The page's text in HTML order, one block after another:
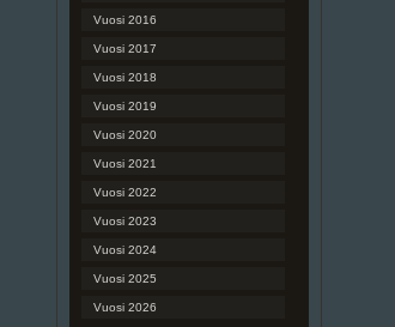
Vuosi 2016
Vuosi 2017
Vuosi 2018
Vuosi 2019
Vuosi 2020
Vuosi 2021
Vuosi 2022
Vuosi 2023
Vuosi 2024
Vuosi 2025
Vuosi 2026